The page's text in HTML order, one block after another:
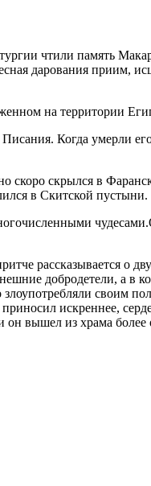
чтили память
дарования
на территории
Когда умерли
скоро скрылся в
в Скитской пустыни.
рассказывается
добродетели, а
своим
искреннее,
он вышел из храма